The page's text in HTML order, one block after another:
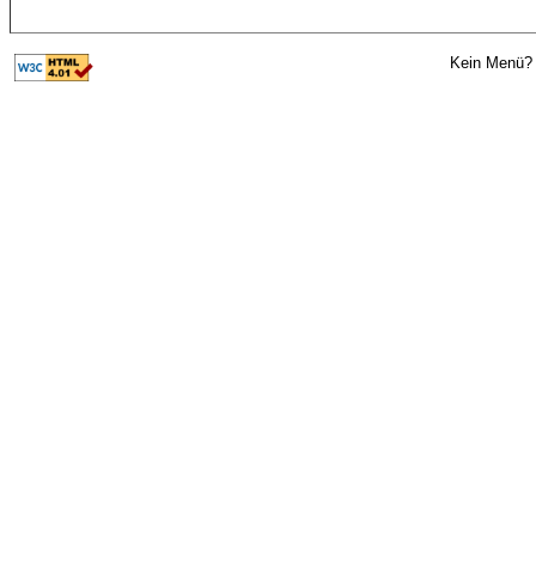
Kein